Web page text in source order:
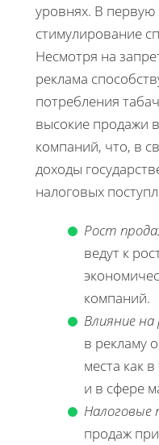
уровнях. В первую
стимулирование
Несмотря на
реклама
потребления
высокие продажи
компаний, что, в
доходы
налоговых
Рост
ведут к
компаний.
Влияние
в рекламу
места как
и в сфере
Налоговые
продаж